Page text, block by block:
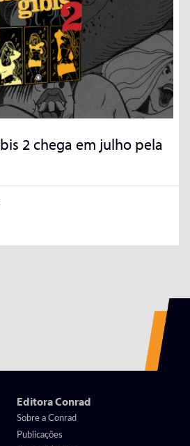
2 chega em julho pela
Editora Conrad
Sobre a Conrad
Publicações